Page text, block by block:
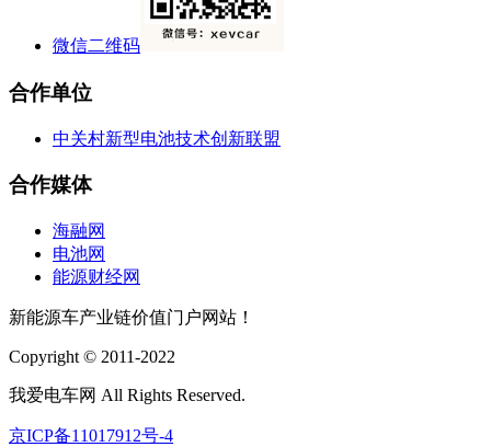
微信二维码
合作单位
中关村新型电池技术创新联盟
合作媒体
海融网
电池网
能源财经网
新能源车产业链价值门户网站！
Copyright © 2011-2022
我爱电车网 All Rights Reserved.
京ICP备11017912号-4